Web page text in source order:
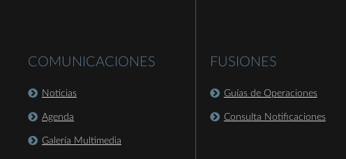
COMUNICACIONES
Noticias
Agenda
Galería Multimedia
FUSIONES
Guías de Operaciones
Consulta Notificaciones